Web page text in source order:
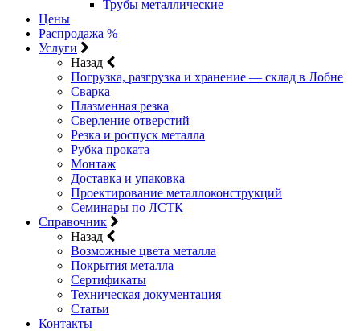
Трубы металлические
Цены
Распродажа %
Услуги
Назад
Погрузка, разгрузка и хранение — склад в Лобне
Сварка
Плазменная резка
Сверление отверстий
Резка и роспуск металла
Рубка проката
Монтаж
Доставка и упаковка
Проектирование металлоконструкций
Семинары по ЛСТК
Справочник
Назад
Возможные цвета металла
Покрытия металла
Сертификаты
Техническая документация
Статьи
Контакты